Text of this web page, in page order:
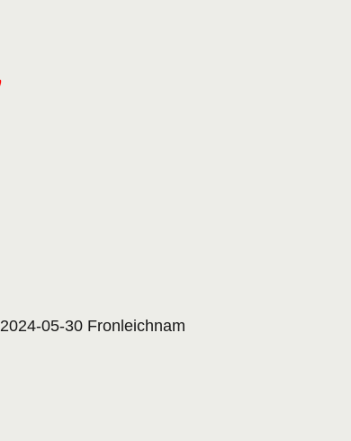
2024-05-30 Fronleichnam